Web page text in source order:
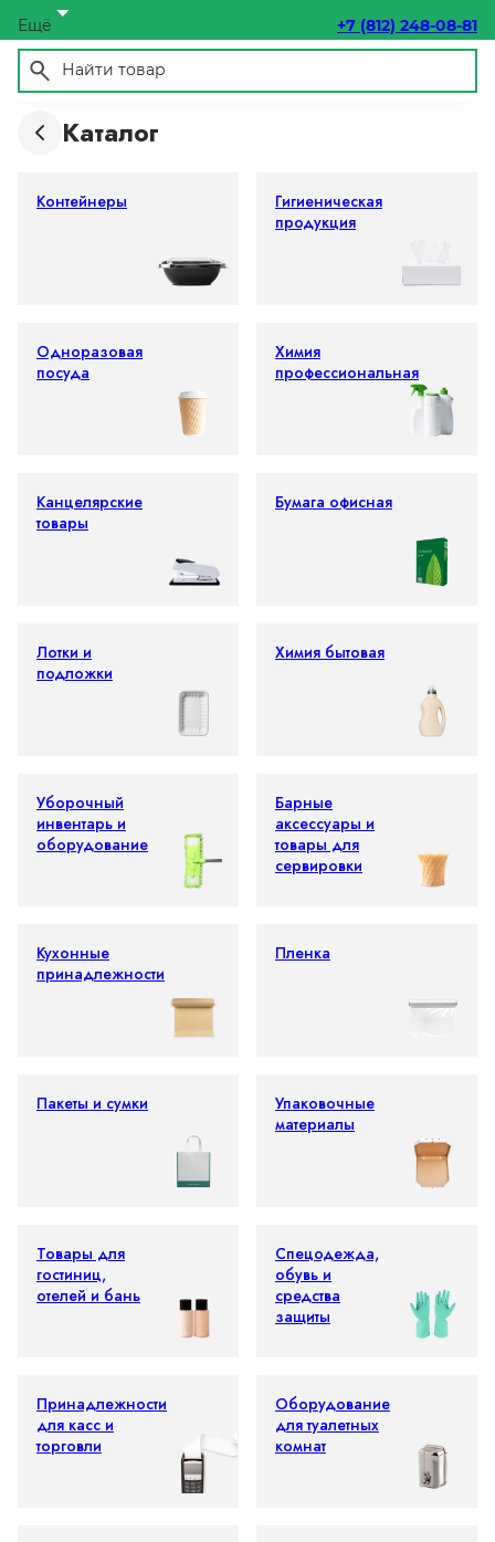
Ещё +7 (812) 248-08-81
Каталог
Контейнеры
Гигиеническая
продукция
Одноразовая
посуда
Химия
профессиональная
Канцелярские
товары
Бумага офисная
Лотки и
подложки
Химия бытовая
Уборочный
инвентарь и
оборудование
Барные
аксессуары и
товары для
сервировки
Кухонные
принадлежности
Пленка
Пакеты и сумки
Упаковочные
материалы
Товары для
гостиниц,
отелей и бань
Спецодежда,
обувь и
средства
защиты
Принадлежности
для касс и
торговли
Оборудование
для туалетных
комнат